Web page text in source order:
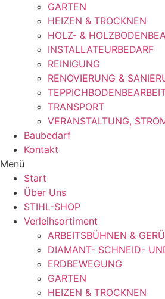
GARTEN
HEIZEN & TROCKNEN
HOLZ- &
INSTALLATEURBEDARF
REINIGUNG
RENOVIERUNG &
TRANSPORT
VERANSTALTUNG,
Baubedarf
Kontakt
Menü
Start
Über Uns
STIHL-SHOP
Verleihsortiment
ARBEITSBÜHNEN &
DIAMANT- SCHNEID-
ERDBEWEGUNG
GARTEN
HEIZEN & TROCKNEN